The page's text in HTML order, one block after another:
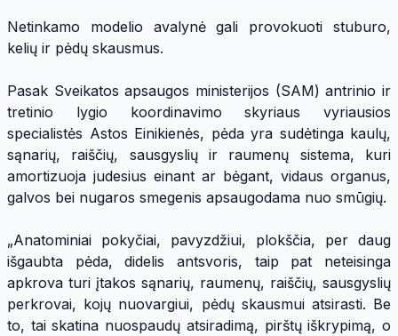
Netinkamo modelio avalynė gali provokuoti stuburo,
kelių ir pėdų skausmus.
Pasak Sveikatos apsaugos ministerijos (SAM) antrinio ir
tretinio lygio koordinavimo skyriaus vyriausios
specialistės Astos Einikienės, pėda yra sudėtinga kaulų,
sąnarių, raiščių, sausgyslių ir raumenų sistema, kuri
amortizuoja judesius einant ar bėgant, vidaus organus,
galvos bei nugaros smegenis apsaugodama nuo smūgių.
„Anatominiai pokyčiai, pavyzdžiui, plokščia, per daug
išgaubta pėda, didelis antsvoris, taip pat neteisinga
apkrova turi įtakos sąnarių, raumenų, raiščių, sausgyslių
perkrovai, kojų nuovargiui, pėdų skausmui atsirasti. Be
to, tai skatina nuospaudų atsiradimą, pirštų iškrypimą, o